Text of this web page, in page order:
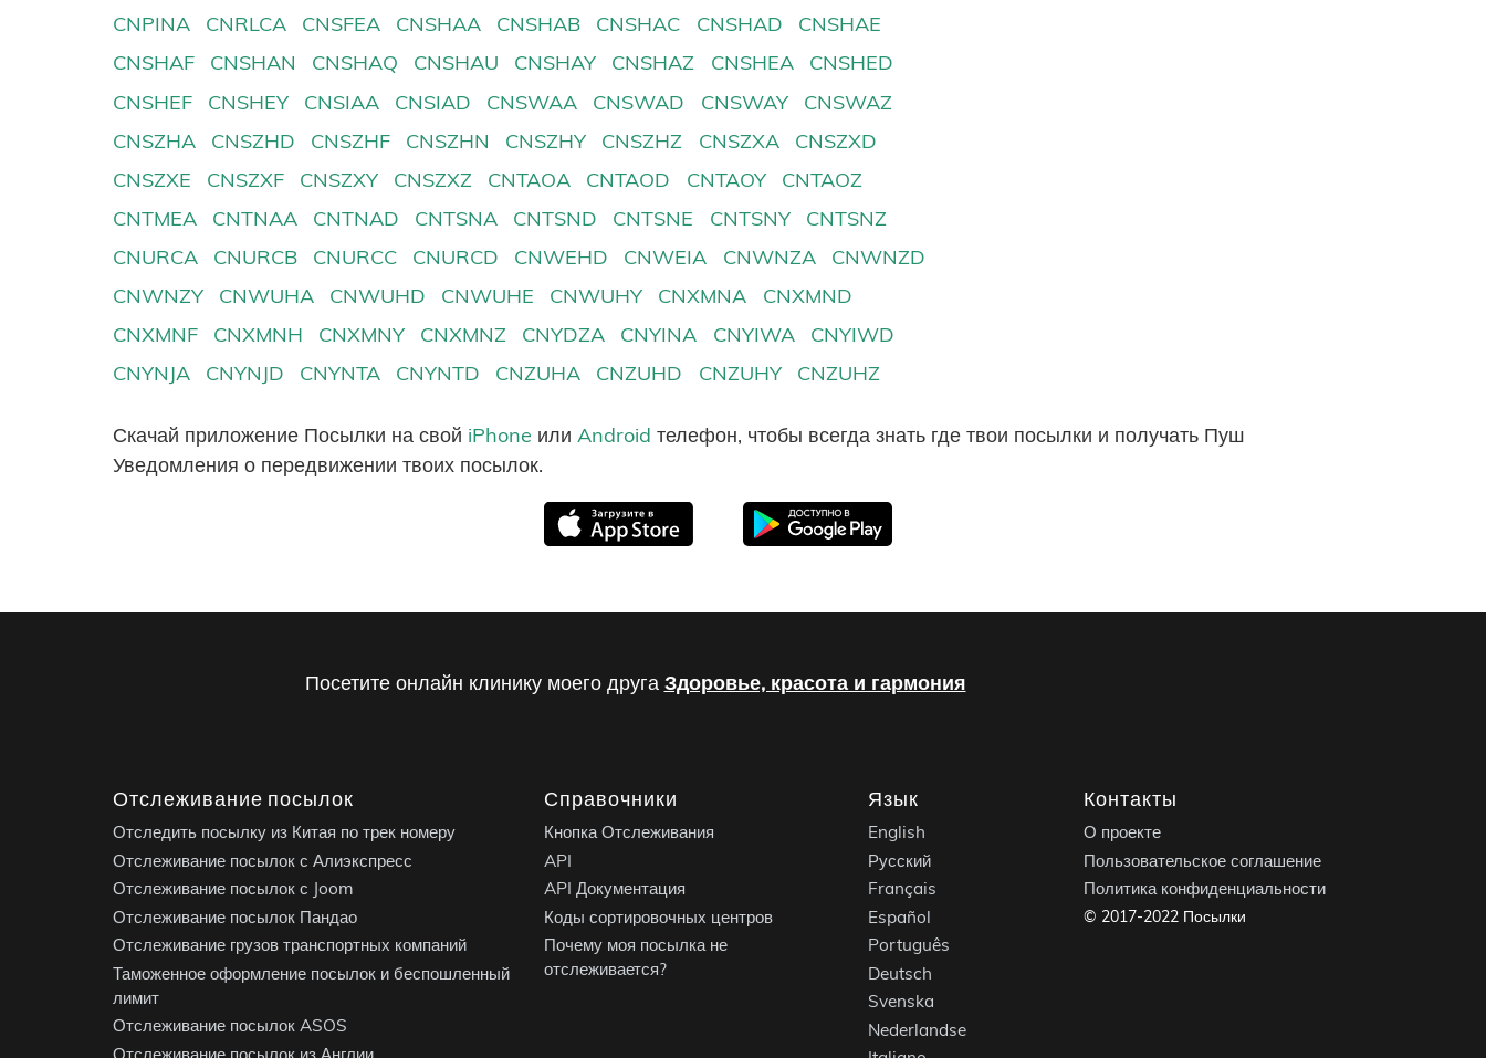
CNPINA
CNRLCA CNSFEA CNSHAA CNSHAB CNSHAC CNSHAD
CNSHAE
CNSHAF
CNSHAN CNSHAQ CNSHAU CNSHAY CNSHAZ CNSHEA
CNSHED
CNSHEF
CNSHEY CNSIAA CNSIAD CNSWAA CNSWAD CNSWAY
CNSWAZ
CNSZHA
CNSZHD CNSZHF CNSZHN CNSZHY CNSZHZ CNSZXA
CNSZXD
CNSZXE
CNSZXF CNSZXY CNSZXZ CNTAOA CNTAOD CNTAOY
CNTAOZ
CNTMEA
CNTNAA CNTNAD CNTSNA CNTSND CNTSNE CNTSNY
CNTSNZ
CNURCA
CNURCB CNURCC CNURCD CNWEHD CNWEIA CNWNZA
CNWNZD
CNWNZY
CNWUHA CNWUHD CNWUHE CNWUHY CNXMNA
CNXMND
CNXMNF
CNXMNH CNXMNY CNXMNZ CNYDZA CNYINA CNYIWA
CNYIWD
CNYNJA
CNYNJD CNYNTA CNYNTD CNZUHA CNZUHD CNZUHY CNZUHZ
Скачай приложение Посылки на свой iPhone или Android телефон, чтобы всегда знать где твои посылки и получать Пуш
Уведомления о передвижении твоих посылок.
Посетите онлайн клинику моего друга Здоровье, красота и гармония
Отслеживание посылок
Отследить посылку из Китая по трек номеру
Отслеживание посылок с Алиэкспресс
Отслеживание посылок с Joom
Отслеживание посылок Пандао
Отслеживание грузов транспортных компаний
Таможенное оформление посылок и беспошленный
лимит
Отслеживание посылок ASOS
Справочники
Кнопка Отслеживания
API
API Документация
Коды сортировочных центров
Почему моя посылка не
отслеживается?
Язык
English
Русский
Français
Español
Português
Deutsch
Svenska
Nederlandse
Контакты
О проекте
Пользовательское соглашение
Политика конфиденциальности
© 2017-2022 Посылки